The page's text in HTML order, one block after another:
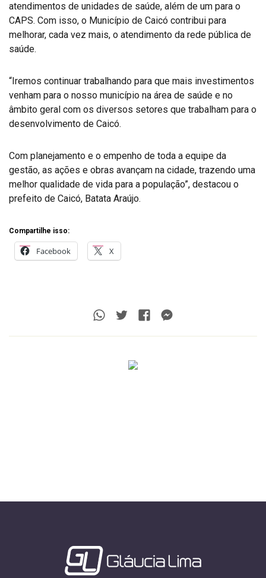
atendimentos de unidades de saúde, além de um para o
CAPS. Com isso, o Município de Caicó contribui para
melhorar, cada vez mais, o atendimento da rede pública de
saúde.
“Iremos continuar trabalhando para que mais investimentos
venham para o nosso município na área de saúde e no
âmbito geral com os diversos setores que trabalham para o
desenvolvimento de Caicó.
Com planejamento e o empenho de toda a equipe da
gestão, as ações e obras avançam na cidade, trazendo uma
melhor qualidade de vida para a população”, destacou o
prefeito de Caicó, Batata Araújo.
Compartilhe isso:
Facebook X
Whatsapp
TwitterFacebook